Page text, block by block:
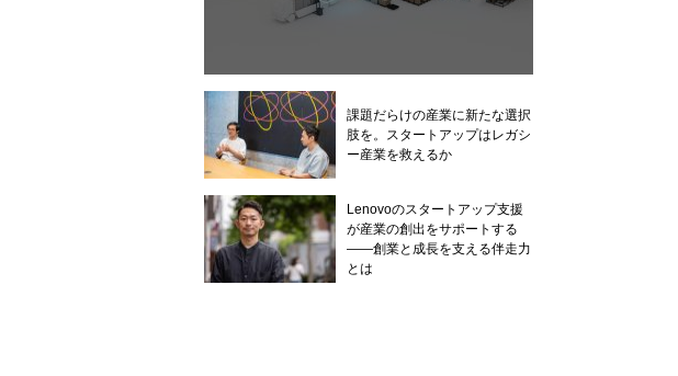
課題だらけの産業に新たな選択
肢を。スタートアップはレガシ
ー産業を救えるか
Lenovoのスタートアップ支援
が産業の創出をサポートする
——創業と成長を支える伴走力
とは